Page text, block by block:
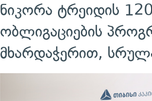
ნიკორა ტრეიდის
ობლიგაციების
მხარდაჭერით,